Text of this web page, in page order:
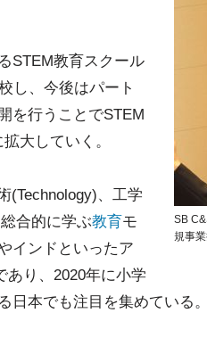
SB
規事
STEM教育スクール
し、今後はパート
を行うことでSTEM
大していく。
(Technology)、工学
合的に学ぶ教育モ
インドといったア
あり、2020年に小学
日本でも注目を集めている。